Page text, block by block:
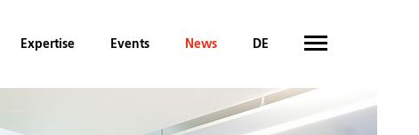
Expertise Events News DE